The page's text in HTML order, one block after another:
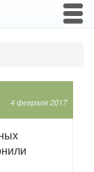
4 февраля 2017